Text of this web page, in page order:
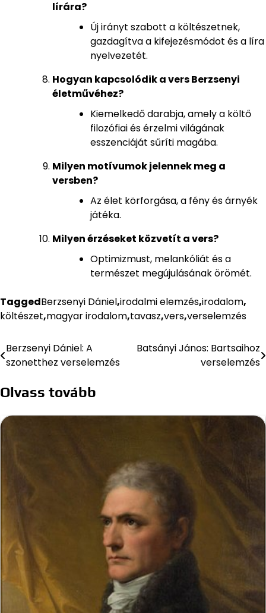
lírára?
Új irányt szabott a költészetnek,
gazdagítva a kifejezésmódot és a líra
nyelvezetét.
Hogyan kapcsolódik a vers Berzsenyi
életművéhez?
Kiemelkedő darabja, amely a költő
filozófiai és érzelmi világának
esszenciáját sűríti magába.
Milyen motívumok jelennek meg a
versben?
Az élet körforgása, a fény és árnyék
játéka.
Milyen érzéseket közvetít a vers?
Optimizmust, melankóliát és a
természet megújulásának örömét.
TaggedBerzsenyi Dániel,irodalmi elemzés,irodalom,
költészet,magyar irodalom,tavasz,vers,verselemzés
Bejegyzés
Berzsenyi Dániel: A
szonetthez verselemzés
Batsányi János: Bartsaihoz
verselemzés
Olvass tovább